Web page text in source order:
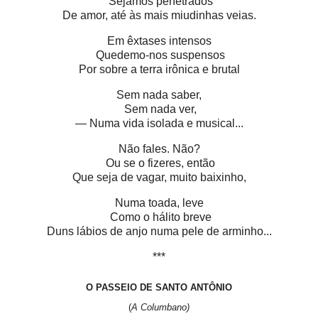
De amor, até às mais miudinhas veias.
Em êxtases intensos
Quedemo-nos suspensos
Por sobre a terra irônica e brutal
Sem nada saber,
Sem nada ver,
— Numa vida isolada e musical...
Não fales. Não?
Ou se o fizeres, então
Que seja de vagar, muito baixinho,
Numa toada, leve
Como o hálito breve
Duns lábios de anjo numa pele de arminho...
***
O PASSEIO DE SANTO ANTÔNIO
(A Columbano)